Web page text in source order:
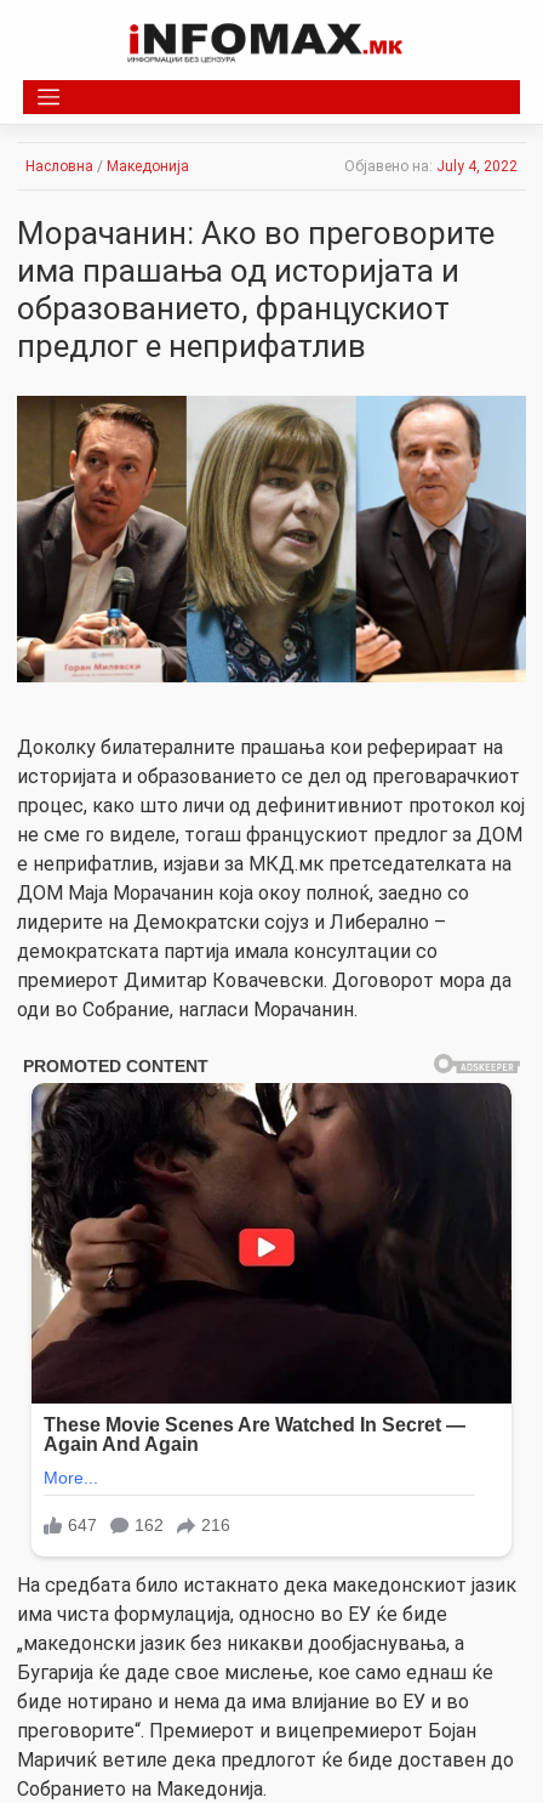
Насловна / Македонија Објавено на: July 4, 2022
Морачанин: Ако во преговорите
има прашања од историјата и
образованието, францускиот
предлог е неприфатлив
Доколку билатералните прашања кои реферираат на
историјата и образованието се дел од преговарачкиот
процес, како што личи од дефинитивниот протокол кој
не сме го виделе, тогаш францускиот предлог за ДОМ
е неприфатлив, изјави за МКД.мк претседателката на
ДОМ Маја Морачанин која окоу полноќ, заедно со
лидерите на Демократски сојуз и Либерално –
демократската партија имала консултации со
премиерот Димитар Ковачевски. Договорот мора да
оди во Собрание, нагласи Морачанин.
На средбата било истакнато дека македонскиот јазик
има чиста формулација, односно во ЕУ ќе биде
„македонски јазик без никакви дообјаснувања, а
Бугарија ќе даде свое мислење, кое само еднаш ќе
биде нотирано и нема да има влијание во ЕУ и во
преговорите“. Премиерот и вицепремиерот Бојан
Маричиќ ветиле дека предлогот ќе биде доставен до
Собранието на Македонија.